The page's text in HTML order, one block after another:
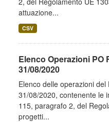
attuazione...
CSV
Elenco Operazioni PO
31/08/2020
Elenco delle operazioni
31/08/2020, contenente le
115, paragrafo 2, del
progetti...